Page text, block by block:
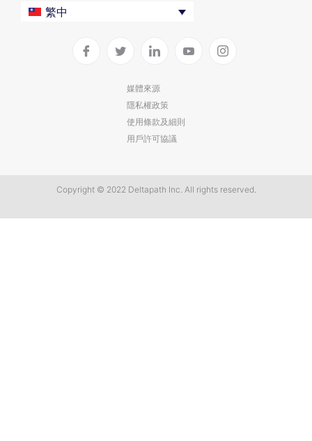
企業
生產力工具 軟件下載
繁中
媒體來源
隱私權政策
使用條款及細則
用戶許可協議
Copyright © 2022 Deltapath Inc. All rights reserved.